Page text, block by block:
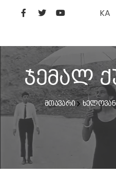
KA
ᲤᲘᲚᲛᲔᲑᲘ
ᲮᲔᲚᲝᲕᲐᲜᲘ
ჯემალ
მთავარი